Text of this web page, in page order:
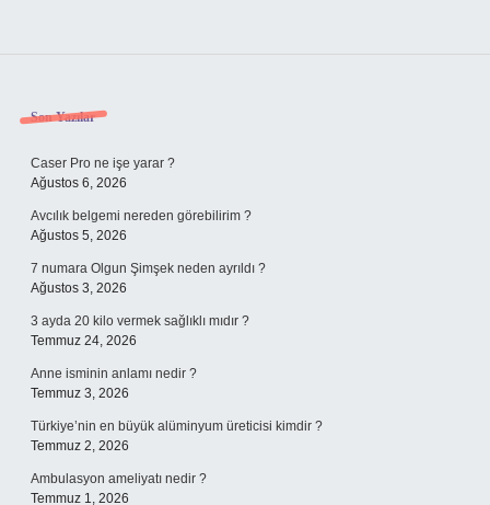
Sidebar
Son Yazılar
Caser Pro ne işe yarar ?
Ağustos 6, 2026
Avcılık belgemi nereden görebilirim ?
Ağustos 5, 2026
7 numara Olgun Şimşek neden ayrıldı ?
Ağustos 3, 2026
3 ayda 20 kilo vermek sağlıklı mıdır ?
Temmuz 24, 2026
Anne isminin anlamı nedir ?
Temmuz 3, 2026
Türkiye’nin en büyük alüminyum üreticisi kimdir ?
Temmuz 2, 2026
Ambulasyon ameliyatı nedir ?
Temmuz 1, 2026